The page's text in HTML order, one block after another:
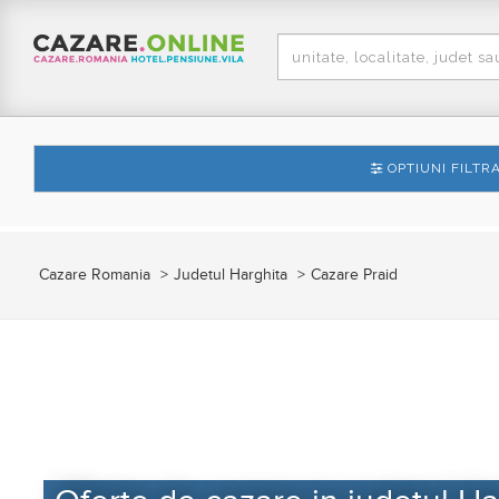
OPTIUNI
Cazare Romania Judetul Harghita Cazare Praid